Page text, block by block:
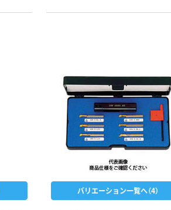
バリエーション一覧へ（4）